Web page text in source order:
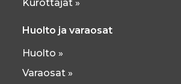
Kurottajat »
Huolto ja varaosat
Huolto »
Varaosat »